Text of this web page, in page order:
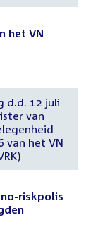
het VN
d.d. 12 juli
van
van het VN
riskpolis